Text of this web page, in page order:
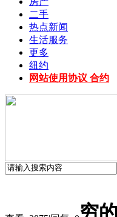
二手
热点新闻
生活服务
更多
纽约
网站使用协议 合约
穷